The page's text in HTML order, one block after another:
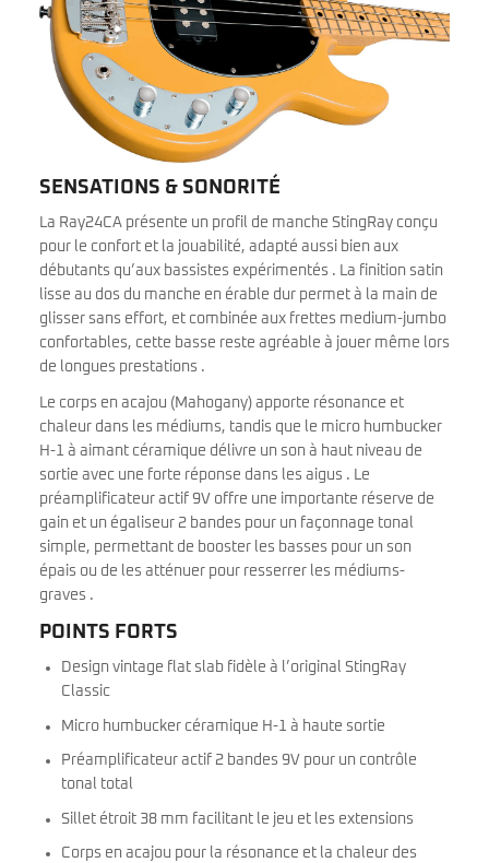
SENSATIONS & SONORITÉ
La Ray24CA présente un profil de manche StingRay conçu
pour le confort et la jouabilité, adapté aussi bien aux
débutants qu’aux bassistes expérimentés . La finition satin
lisse au dos du manche en érable dur permet à la main de
glisser sans effort, et combinée aux frettes medium-jumbo
confortables, cette basse reste agréable à jouer même lors
de longues prestations .
Le corps en acajou (Mahogany) apporte résonance et
chaleur dans les médiums, tandis que le micro humbucker
H-1 à aimant céramique délivre un son à haut niveau de
sortie avec une forte réponse dans les aigus . Le
préamplificateur actif 9V offre une importante réserve de
gain et un égaliseur 2 bandes pour un façonnage tonal
simple, permettant de booster les basses pour un son
épais ou de les atténuer pour resserrer les médiums-
graves .
POINTS FORTS
Design vintage flat slab fidèle à l’original StingRay
Classic
Micro humbucker céramique H-1 à haute sortie
Préamplificateur actif 2 bandes 9V pour un contrôle
tonal total
Sillet étroit 38 mm facilitant le jeu et les extensions
Corps en acajou pour la résonance et la chaleur des